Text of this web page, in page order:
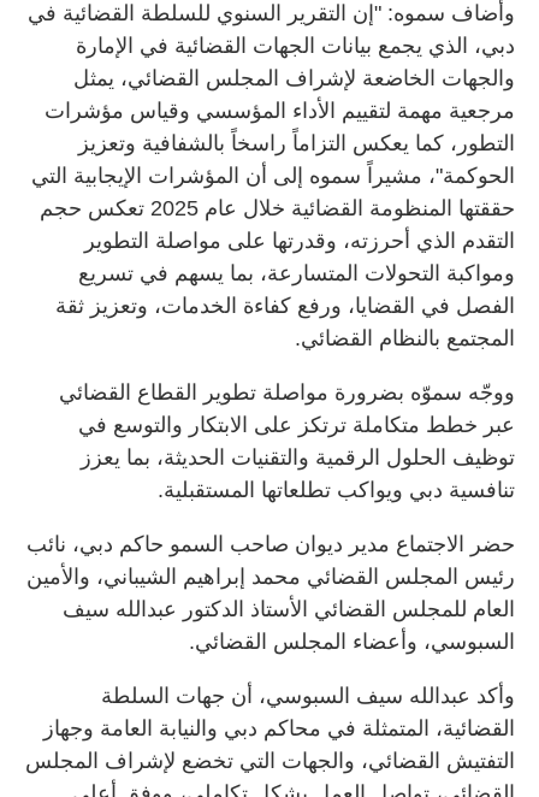
وأضاف سموه: "إن التقرير السنوي للسلطة القضائية في
دبي، الذي يجمع بيانات الجهات القضائية في الإمارة
والجهات الخاضعة لإشراف المجلس القضائي، يمثل
مرجعية مهمة لتقييم الأداء المؤسسي وقياس مؤشرات
التطور، كما يعكس التزاماً راسخاً بالشفافية وتعزيز
الحوكمة"، مشيراً سموه إلى أن المؤشرات الإيجابية التي
حققتها المنظومة القضائية خلال عام 2025 تعكس حجم
التقدم الذي أحرزته، وقدرتها على مواصلة التطوير
ومواكبة التحولات المتسارعة، بما يسهم في تسريع
الفصل في القضايا، ورفع كفاءة الخدمات، وتعزيز ثقة
المجتمع بالنظام القضائي.
ووجّه سموّه بضرورة مواصلة تطوير القطاع القضائي
عبر خطط متكاملة ترتكز على الابتكار والتوسع في
توظيف الحلول الرقمية والتقنيات الحديثة، بما يعزز
تنافسية دبي ويواكب تطلعاتها المستقبلية.
حضر الاجتماع مدير ديوان صاحب السمو حاكم دبي، نائب
رئيس المجلس القضائي محمد إبراهيم الشيباني، والأمين
العام للمجلس القضائي الأستاذ الدكتور عبدالله سيف
السبوسي، وأعضاء المجلس القضائي.
وأكد عبدالله سيف السبوسي، أن جهات السلطة
القضائية، المتمثلة في محاكم دبي والنيابة العامة وجهاز
التفتيش القضائي، والجهات التي تخضع لإشراف المجلس